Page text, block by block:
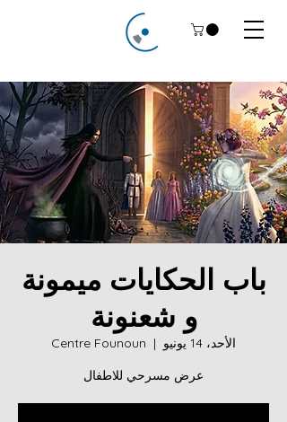
باب الحكايات ميمونة
و شعنونة
الأحد، 14 يونيو
  |
Centre Founoun
عرض مسرحي للاطفال